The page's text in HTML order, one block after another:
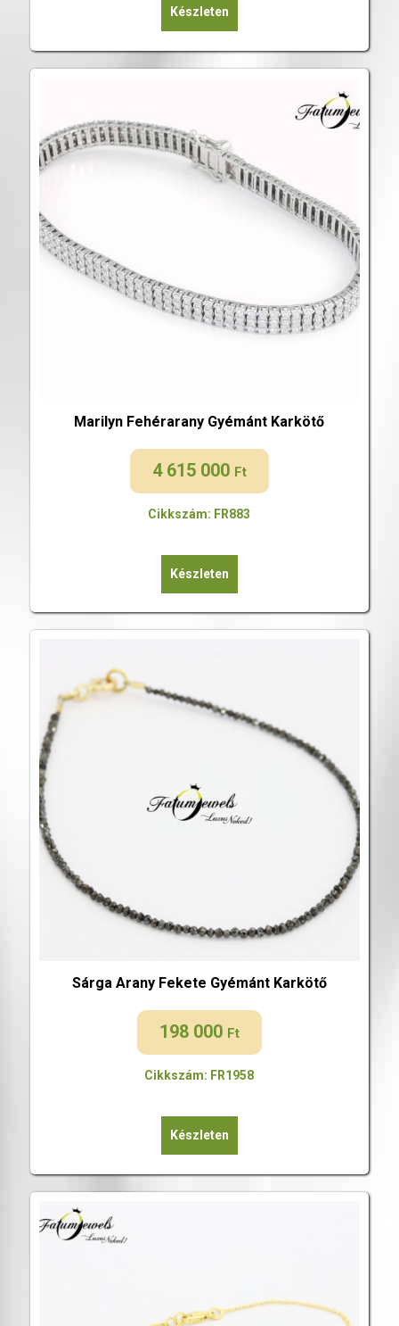
Készleten
Marilyn Fehérarany Gyémánt Karkötő
4 615 000 Ft
Cikkszám: FR883
Készleten
Sárga Arany Fekete Gyémánt Karkötő
198 000 Ft
Cikkszám: FR1958
Készleten